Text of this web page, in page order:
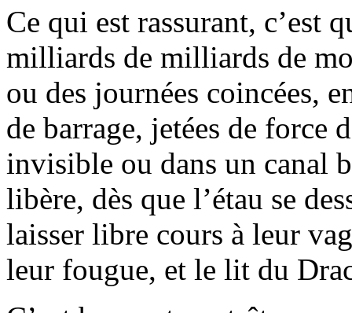
Ce qui est rassurant, c’est
milliards de milliards de
ou des journées coincées,
de barrage, jetées de force
invisible ou dans un canal
libère, dès que l’étau se
laisser libre cours à leur
leur fougue, et le lit du